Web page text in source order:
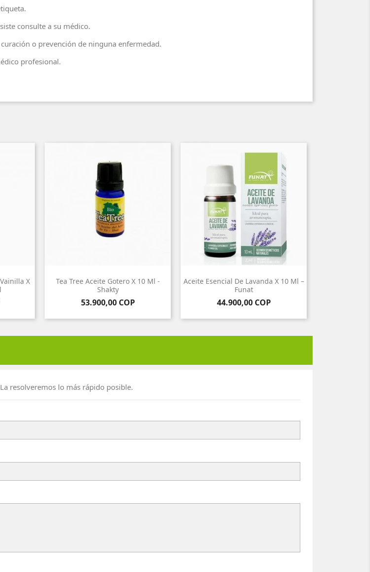
consulte a su médico.
o prevención de ninguna enfermedad.
profesional.
X
Tea Tree Aceite Gotero X 10 Ml -
Shakty
Precio
53.900,00 COP
Aceite Esencial De Lavanda X 10 Ml –
Funat
Precio
44.900,00 COP
resolveremos lo más rápido posible.